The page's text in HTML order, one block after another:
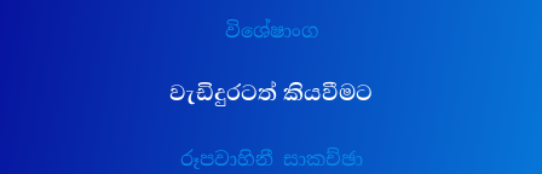
විශේෂාංග
වැඩිදුරටත් කියවීමට
රූපවාහිනී සාකච්ඡා